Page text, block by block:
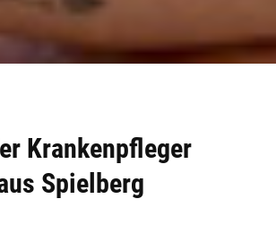
Krankenpfleger
Spielberg